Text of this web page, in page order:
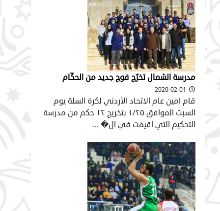
مدرسة الشمال تخرّج فوج جديد من الحكّام
قام امين عام الاتحاد الأردني لكرة السلة يوم
السبت الموافق ١/٢٥ بتخريج ١٢ حكم من مدرسة
التحكيم التي اقيمت في ال� ...